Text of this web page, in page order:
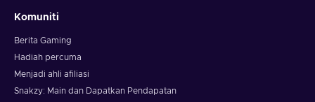
Komuniti
Berita Gaming
Hadiah percuma
Menjadi ahli afiliasi
Snakzy: Main dan Dapatkan Pendapatan